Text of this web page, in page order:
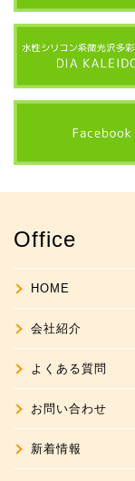
Office
HOME
会社紹介
よくある質問
お問い合わせ
新着情報